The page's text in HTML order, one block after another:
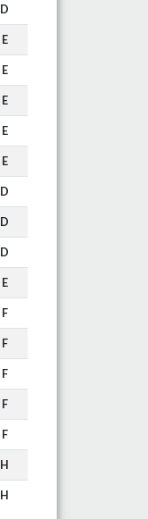
D
E
E
E
E
E
D
D
D
E
F
F
F
F
F
H
H